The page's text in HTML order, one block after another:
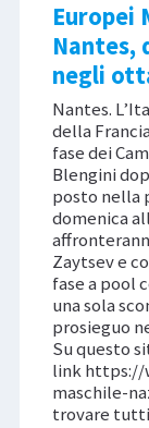
Europei
Nantes,
negli
Nantes.
della
fase dei
Blengini
posto nella
domenica
Zaytsev e
fase a pool
una sola
prosieguo
Su questo
link https://
maschile-
trovare